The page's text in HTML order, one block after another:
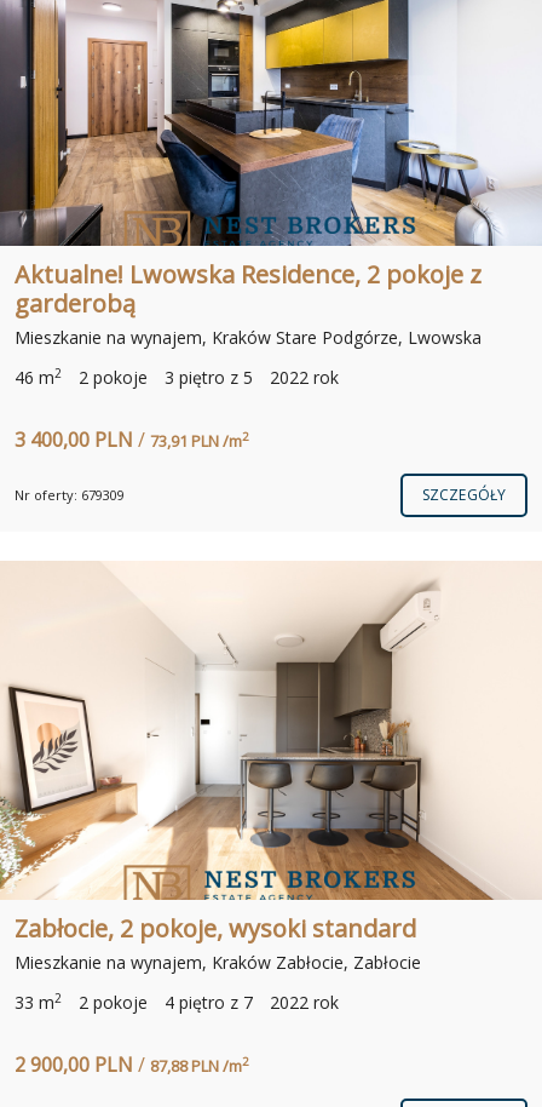
Aktualne! Lwowska Residence, 2 pokoje z
garderobą
Mieszkanie na wynajem, Kraków Stare Podgórze, Lwowska
46 m2 2 pokoje 3 piętro z 5 2022 rok
3 400,00 PLN / 73,91 PLN /m2
Nr oferty: 679309 SZCZEGÓŁY
Zabłocie, 2 pokoje, wysoki standard
Mieszkanie na wynajem, Kraków Zabłocie, Zabłocie
33 m2 2 pokoje 4 piętro z 7 2022 rok
2 900,00 PLN / 87,88 PLN /m2